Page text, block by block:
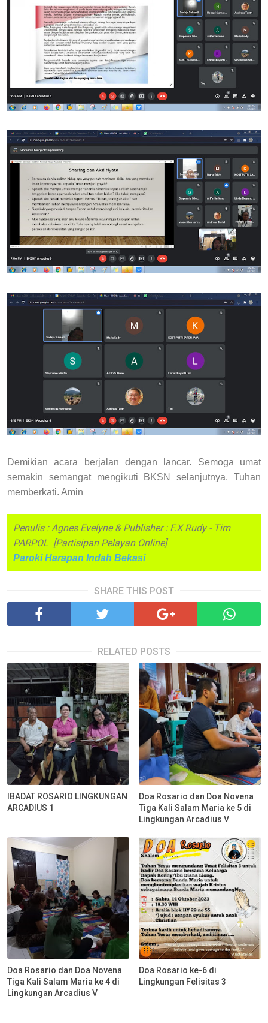
Demikian acara berjalan dengan lancar. Semoga umat
semakin semangat mengikuti BKSN selanjutnya. Tuhan
memberkati. Amin
Penulis : Agnes Evelyne & Publisher : F.X Rudy - Tim
PARPOL [Partisipan Pelayan Online]
Paroki Harapan Indah Bekasi
SHARE THIS POST
RELATED POSTS
IBADAT ROSARIO LINGKUNGAN
ARCADIUS 1
Doa Rosario dan Doa Novena
Tiga Kali Salam Maria ke 5 di
Lingkungan Arcadius V
Doa Rosario dan Doa Novena
Tiga Kali Salam Maria ke 4 di
Lingkungan Arcadius V
Doa Rosario ke-6 di
Lingkungan Felisitas 3